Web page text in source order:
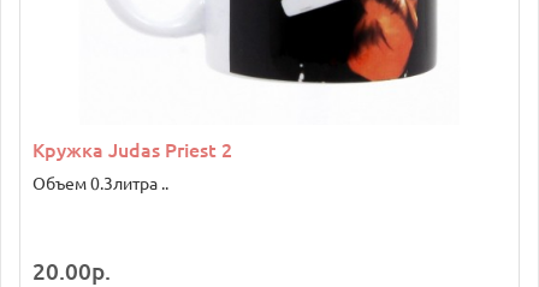
Кружка Judas Priest 2
Объем 0.3литра ..
20.00р.